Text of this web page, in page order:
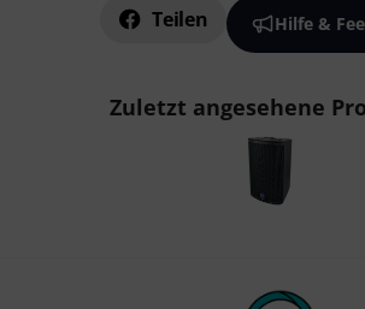
Teilen Hilfe &
Zuletzt angesehene